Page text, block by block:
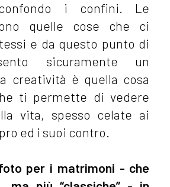
i confini. Le
quelle cose che ci
e da questo punto di
sicuramente un
creatività è quella cosa
ti permette di vedere
vita, spesso celate ai
ed i suoi contro.
per i matrimoni - che